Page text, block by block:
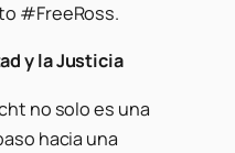
#FreeRoss.
y la Justicia
no solo es una
hacia una